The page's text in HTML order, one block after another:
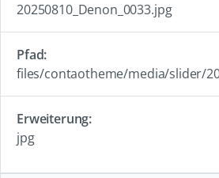
20250810_Denon_0033.jpg
files/contaotheme/media/slider/
jpg